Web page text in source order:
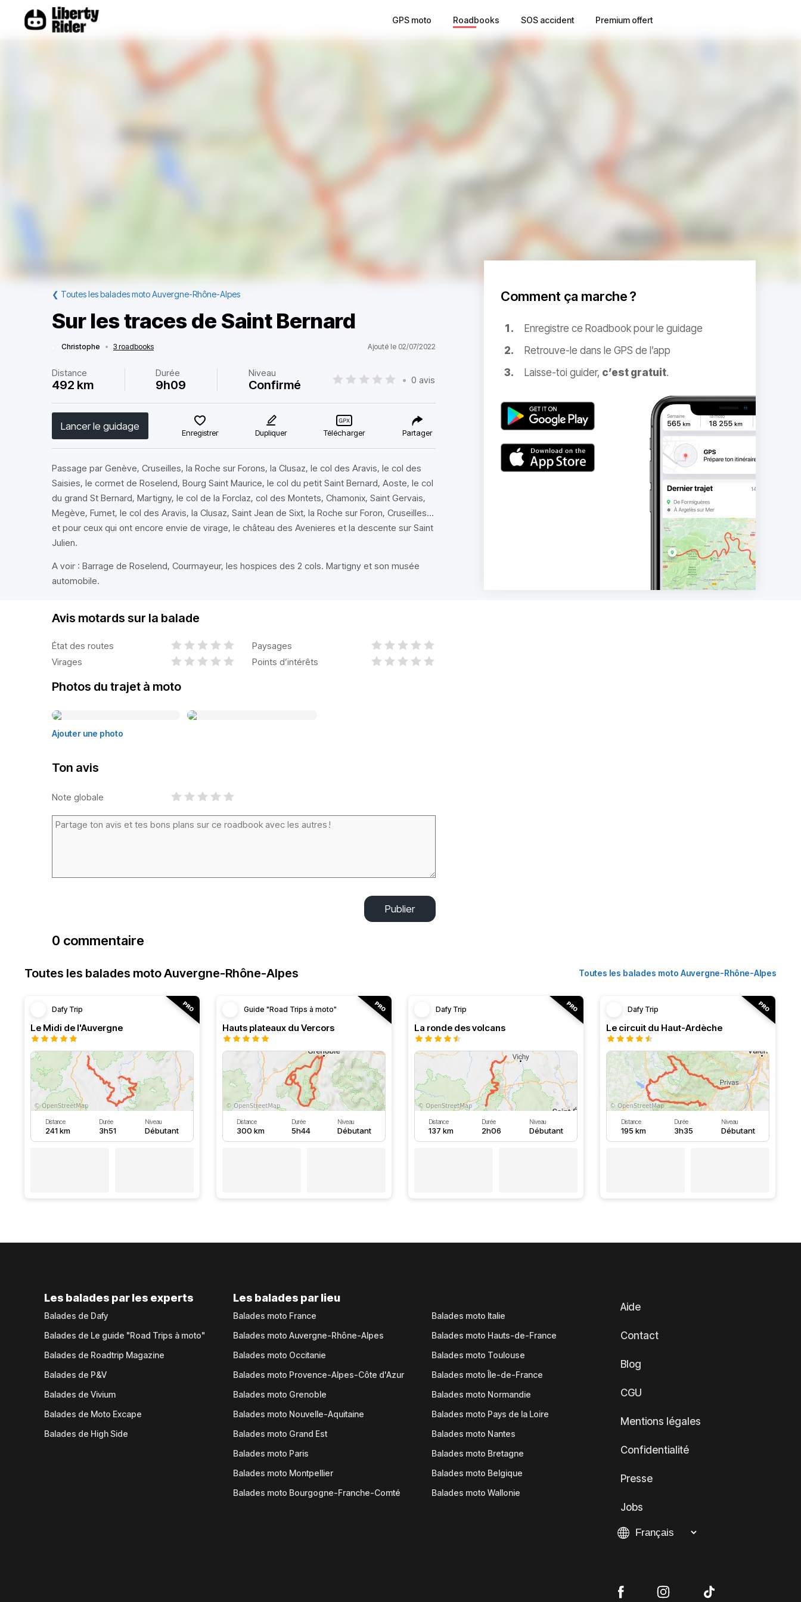
GPS moto Roadbooks SOS accident Premium offert
❮ Toutes les balades moto Auvergne-Rhône-Alpes
Sur les traces de Saint Bernard
Christophe • 3 roadbooks Ajouté le 02/07/2022
Distance
492 km
Durée
9h09
Niveau
Confirmé • 0 avis
Lancer le guidage
Enregistrer Dupliquer Télécharger Partager
Passage par Genève, Cruseilles, la Roche sur Forons, la Clusaz, le col des Aravis, le col des
Saisies, le cormet de Roselend, Bourg Saint Maurice, le col du petit Saint Bernard, Aoste, le col
du grand St Bernard, Martigny, le col de la Forclaz, col des Montets, Chamonix, Saint Gervais,
Megève, Fumet, le col des Aravis, la Clusaz, Saint Jean de Sixt, la Roche sur Foron, Cruseilles...
et pour ceux qui ont encore envie de virage, le château des Avenieres et la descente sur Saint
Julien.
A voir : Barrage de Roselend, Courmayeur, les hospices des 2 cols. Martigny et son musée
automobile.
Comment ça marche ?
Enregistre ce Roadbook pour le guidage
Retrouve-le dans le GPS de l’app
Laisse-toi guider, c’est gratuit.
Avis motards sur la balade
État des routes
Paysages
Virages
Points d’intérêts
Photos du trajet à moto
Ajouter une photo
Ton avis
Note globale
Publier
0 commentaire
Toutes les balades moto Auvergne-Rhône-Alpes Toutes les balades moto Auvergne-Rhône-Alpes
Dafy Trip
Le Midi de l'Auvergne
Distance
241 km
Durée
3h51
Niveau
Débutant
Guide "Road Trips à moto"
Hauts plateaux du Vercors
Distance
300 km
Durée
5h44
Niveau
Débutant
Dafy Trip
La ronde des volcans
Distance
137 km
Durée
2h06
Niveau
Débutant
Dafy Trip
Le circuit du Haut-Ardèche
Distance
195 km
Durée
3h35
Niveau
Débutant
Les balades par les experts
Balades de Dafy
Balades de Le guide "Road Trips à moto"
Balades de Roadtrip Magazine
Balades de P&V
Balades de Vivium
Balades de Moto Excape
Balades de High Side
Les balades par lieu
Balades moto France
Balades moto Auvergne-Rhône-Alpes
Balades moto Occitanie
Balades moto Provence-Alpes-Côte d'Azur
Balades moto Grenoble
Balades moto Nouvelle-Aquitaine
Balades moto Grand Est
Balades moto Paris
Balades moto Montpellier
Balades moto Bourgogne-Franche-Comté
Balades moto Italie
Balades moto Hauts-de-France
Balades moto Toulouse
Balades moto Île-de-France
Balades moto Normandie
Balades moto Pays de la Loire
Balades moto Nantes
Balades moto Bretagne
Balades moto Belgique
Balades moto Wallonie
Aide
Contact
Blog
CGU
Mentions légales
Confidentialité
Presse
Jobs